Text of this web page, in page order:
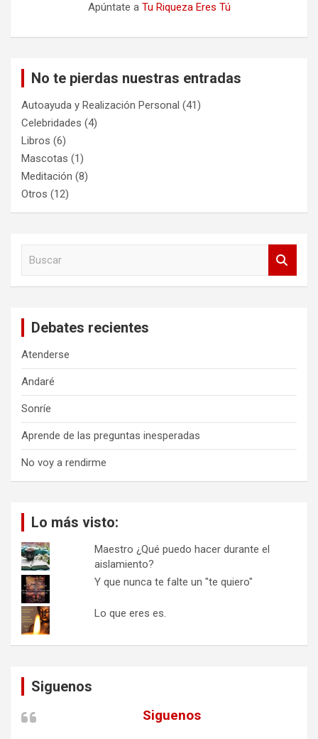
Apúntate a Tu Riqueza Eres Tú
No te pierdas nuestras entradas
Autoayuda y Realización Personal (41)
Celebridades (4)
Libros (6)
Mascotas (1)
Meditación (8)
Otros (12)
Debates recientes
Atenderse
Andaré
Sonríe
Aprende de las preguntas inesperadas
No voy a rendirme
Lo más visto:
Maestro ¿Qué puedo hacer durante el
aislamiento?
Y que nunca te falte un "te quiero"
Lo que eres es.
Siguenos
Siguenos